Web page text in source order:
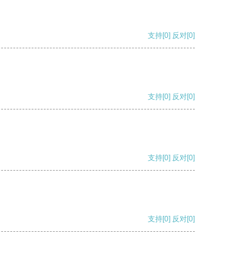
支持[0] 反对[0]
支持[0] 反对[0]
支持[0] 反对[0]
支持[0] 反对[0]